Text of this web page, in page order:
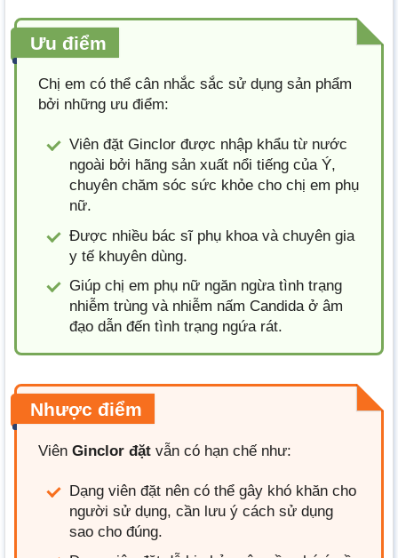
Ưu điểm
Chị em có thể cân nhắc sắc sử dụng sản phẩm
bởi những ưu điểm:
Viên đặt Ginclor được nhập khẩu từ nước
ngoài bởi hãng sản xuất nổi tiếng của Ý,
chuyên chăm sóc sức khỏe cho chị em phụ
nữ.
Được nhiều bác sĩ phụ khoa và chuyên gia
y tế khuyên dùng.
Giúp chị em phụ nữ ngăn ngừa tình trạng
nhiễm trùng và nhiễm nấm Candida ở âm
đạo dẫn đến tình trạng ngứa rát.
Nhược điểm
Viên Ginclor đặt vẫn có hạn chế như:
Dạng viên đặt nên có thể gây khó khăn cho
người sử dụng, cần lưu ý cách sử dụng
sao cho đúng.